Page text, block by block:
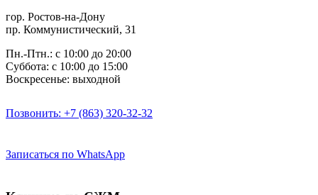
гор. Ростов-на-Дону
пр. Коммунистический, 31
Пн.-Птн.: с 10:00 до 20:00
Суббота: с 10:00 до 15:00
Воскресенье: выходной
Позвонить: +7 (863) 320-32-32
Записаться по WhatsApp